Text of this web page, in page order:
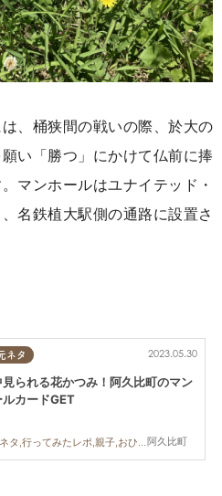
、桶狭間の戦いの際、於大の
い「勝つ」にかけて仏前に捧
マンホールはユナイテッド・
名鉄植大駅側の通路に設置さ
ネタ
阿久比町
2023.05.30
見られる花かつみ！阿久比町のマン
ルカードGET
まちネタ,行ってみたレポ,親子,おひとりさま